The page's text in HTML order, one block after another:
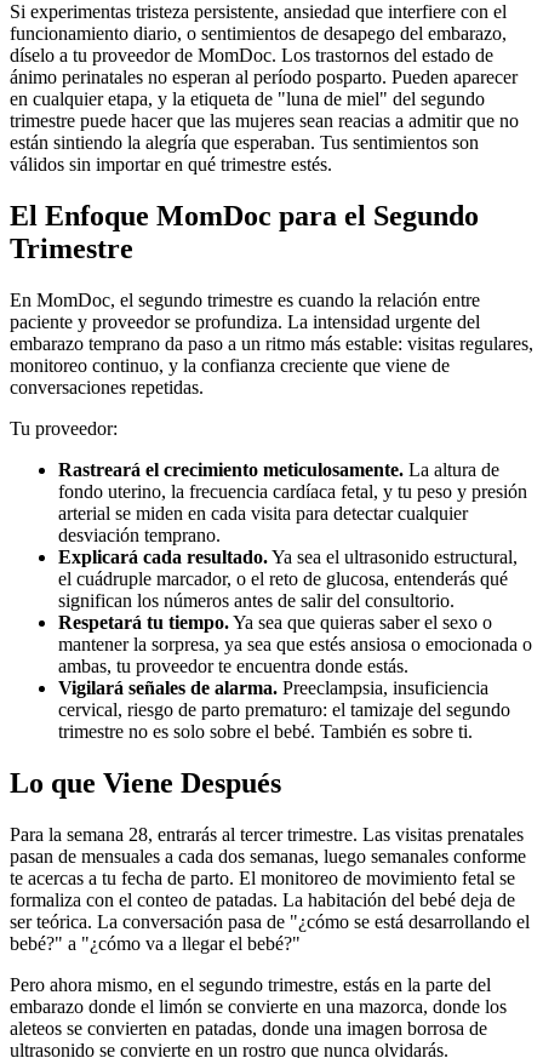
Si experimentas tristeza persistente, ansiedad que interfiere con el
funcionamiento diario, o sentimientos de desapego del embarazo,
díselo a tu proveedor de MomDoc. Los trastornos del estado de
ánimo perinatales no esperan al período posparto. Pueden aparecer
en cualquier etapa, y la etiqueta de "luna de miel" del segundo
trimestre puede hacer que las mujeres sean reacias a admitir que no
están sintiendo la alegría que esperaban. Tus sentimientos son
válidos sin importar en qué trimestre estés.
El Enfoque MomDoc para el Segundo
Trimestre
En MomDoc, el segundo trimestre es cuando la relación entre
paciente y proveedor se profundiza. La intensidad urgente del
embarazo temprano da paso a un ritmo más estable: visitas regulares,
monitoreo continuo, y la confianza creciente que viene de
conversaciones repetidas.
Tu proveedor:
Rastreará el crecimiento meticulosamente. La altura de
fondo uterino, la frecuencia cardíaca fetal, y tu peso y presión
arterial se miden en cada visita para detectar cualquier
desviación temprano.
Explicará cada resultado.Ya sea el ultrasonido estructural,
el cuádruple marcador, o el reto de glucosa, entenderás qué
significan los números antes de salir del consultorio.
Respetará tu tiempo.Ya sea que quieras saber el sexo o
mantener la sorpresa, ya sea que estés ansiosa o emocionada o
ambas, tu proveedor te encuentra donde estás.
Vigilará señales de alarma. Preeclampsia, insuficiencia
cervical, riesgo de parto prematuro: el tamizaje del segundo
trimestre no es solo sobre el bebé. También es sobre ti.
Lo que Viene Después
Para la semana 28, entrarás al tercer trimestre. Las visitas prenatales
pasan de mensuales a cada dos semanas, luego semanales conforme
te acercas a tu fecha de parto. El monitoreo de movimiento fetal se
formaliza con el conteo de patadas. La habitación del bebé deja de
ser teórica. La conversación pasa de "¿cómo se está desarrollando el
bebé?" a "¿cómo va a llegar el bebé?"
Pero ahora mismo, en el segundo trimestre, estás en la parte del
embarazo donde el limón se convierte en una mazorca, donde los
aleteos se convierten en patadas, donde una imagen borrosa de
ultrasonido se convierte en un rostro que nunca olvidarás.